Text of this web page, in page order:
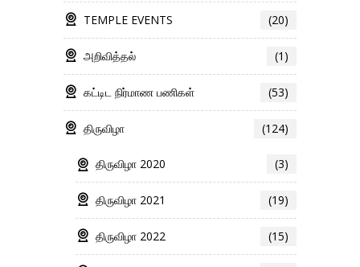
TEMPLE EVENTS (20)
அறிவித்தல் (1)
கட்டிட நிர்மாண பணிகள் (53)
திருவிழா (124)
திருவிழா 2020 (3)
திருவிழா 2021 (19)
திருவிழா 2022 (15)